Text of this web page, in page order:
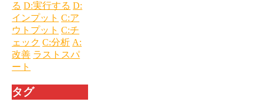
る D:実行する D:
インプット C:ア
ウトプット C:チ
ェック C:分析 A:
改善 ラストスパ
ート
タグ